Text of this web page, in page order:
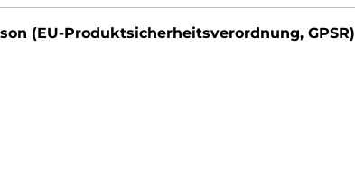
(EU-Produktsicherheitsverordnung, GPSR)